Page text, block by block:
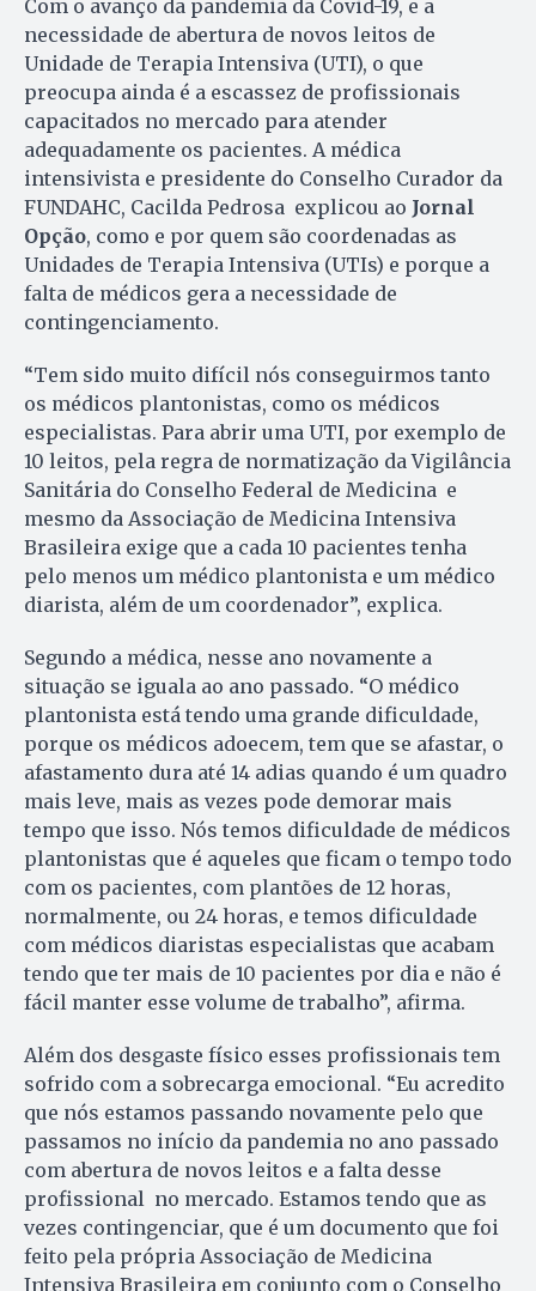
Com o avanço da pandemia da Covid-19, e a
necessidade de abertura de novos leitos de
Unidade de Terapia Intensiva (UTI), o que
preocupa ainda é a escassez de profissionais
capacitados no mercado para atender
adequadamente os pacientes. A médica
intensivista e presidente do Conselho Curador da
FUNDAHC, Cacilda Pedrosa explicou ao Jornal
Opção, como e por quem são coordenadas as
Unidades de Terapia Intensiva (UTIs) e porque a
falta de médicos gera a necessidade de
contingenciamento.
“Tem sido muito difícil nós conseguirmos tanto
os médicos plantonistas, como os médicos
especialistas. Para abrir uma UTI, por exemplo de
10 leitos, pela regra de normatização da Vigilância
Sanitária do Conselho Federal de Medicina e
mesmo da Associação de Medicina Intensiva
Brasileira exige que a cada 10 pacientes tenha
pelo menos um médico plantonista e um médico
diarista, além de um coordenador”, explica.
Segundo a médica, nesse ano novamente a
situação se iguala ao ano passado. “O médico
plantonista está tendo uma grande dificuldade,
porque os médicos adoecem, tem que se afastar, o
afastamento dura até 14 adias quando é um quadro
mais leve, mais as vezes pode demorar mais
tempo que isso. Nós temos dificuldade de médicos
plantonistas que é aqueles que ficam o tempo todo
com os pacientes, com plantões de 12 horas,
normalmente, ou 24 horas, e temos dificuldade
com médicos diaristas especialistas que acabam
tendo que ter mais de 10 pacientes por dia e não é
fácil manter esse volume de trabalho”, afirma.
Além dos desgaste físico esses profissionais tem
sofrido com a sobrecarga emocional. “Eu acredito
que nós estamos passando novamente pelo que
passamos no início da pandemia no ano passado
com abertura de novos leitos e a falta desse
profissional no mercado. Estamos tendo que as
vezes contingenciar, que é um documento que foi
feito pela própria Associação de Medicina
Intensiva Brasileira em conjunto com o Conselho